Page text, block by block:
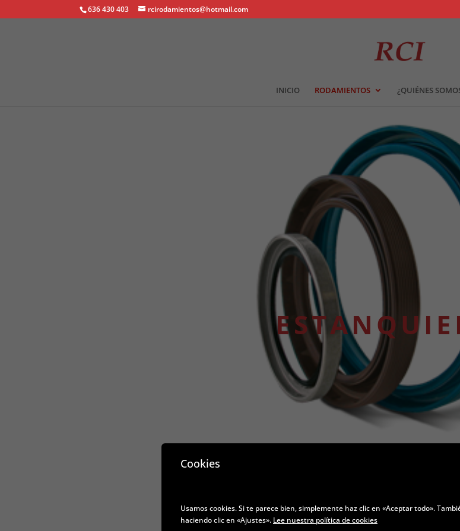
636 430 403 rcirodamientos@hotmail.com
INICIO RODAMIENTOS ¿QUIÉNES
Cookies
Usamos cookies. Si te parece bien, simplemente haz clic en «Aceptar todo».
haciendo clic en «Ajustes». Lee nuestra política de cookies